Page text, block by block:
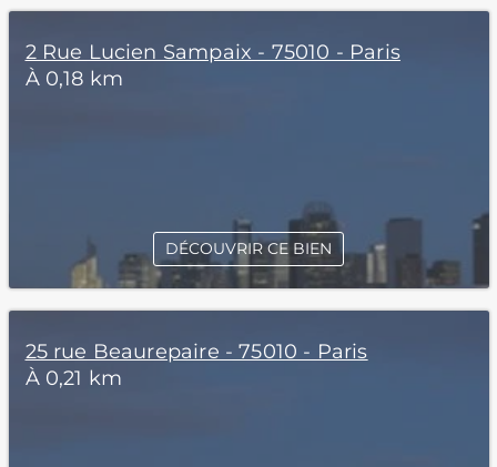
2 Rue Lucien Sampaix - 75010 - Paris
À 0,18 km
DÉCOUVRIR CE BIEN
25 rue Beaurepaire - 75010 - Paris
À 0,21 km